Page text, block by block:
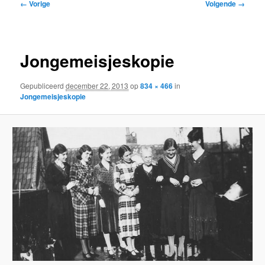
← Vorige Volgende →
Jongemeisjeskopie
Gepubliceerddecember 22, 2013 op834 × 466in
Jongemeisjeskopie